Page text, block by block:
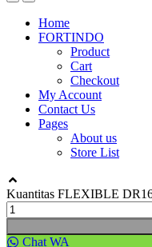
Home
FORTINDO
Product
Cart
Checkout
My Account
Contact Us
Pages
About us
Store List
Kuantitas FLEXIBLE
Chat WA